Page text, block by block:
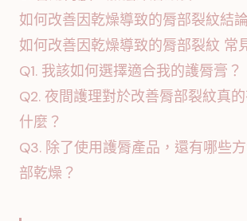
如何改善因乾燥導致的脣部裂紋結論
如何改善因乾燥導致的脣部裂紋 常
Q1. 我該如何選擇適合我的護脣膏？
Q2. 夜間護理對於改善脣部裂紋真
什麼？
Q3. 除了使用護脣產品，還有哪些
部乾燥？